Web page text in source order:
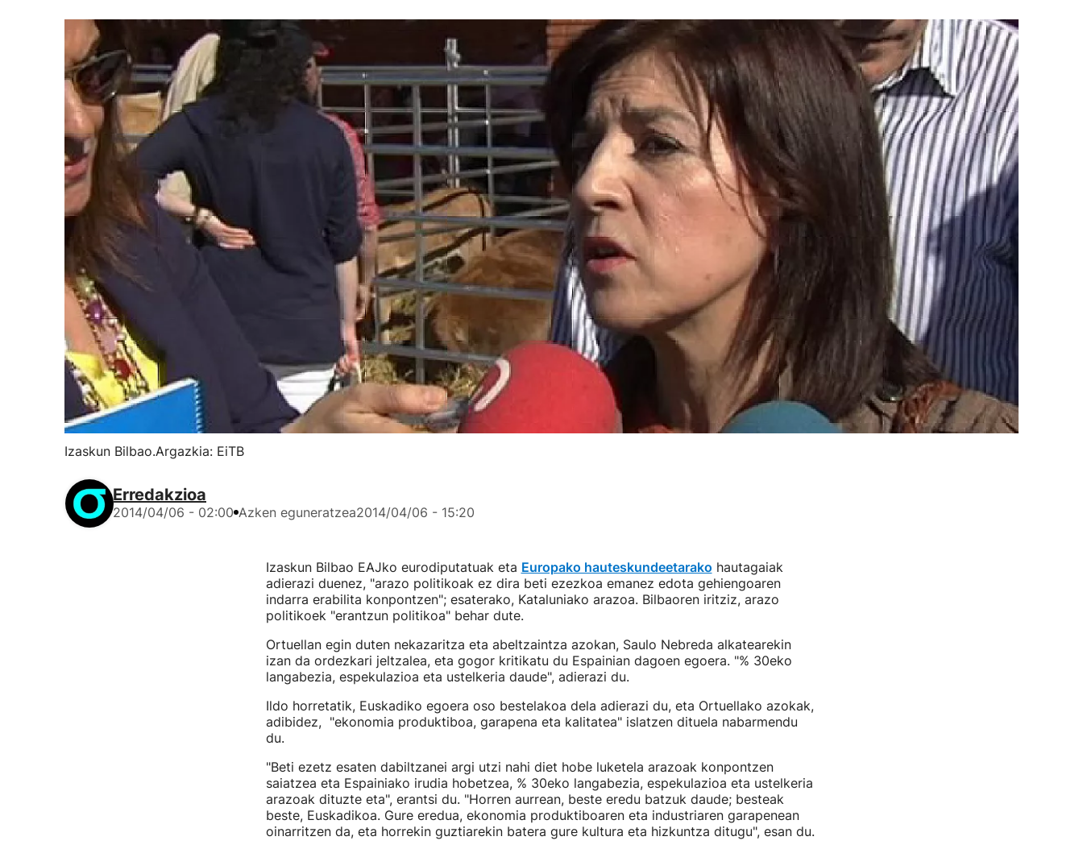
Izaskun Bilbao.Argazkia: EiTB
Erredakzioa
2014/04/06 - 02:00 Azken eguneratzea2014/04/06 - 15:20
Izaskun Bilbao EAJko eurodiputatuak eta Europako hauteskundeetarako hautagaiak
adierazi duenez, "arazo politikoak ez dira beti ezezkoa emanez edota gehiengoaren
indarra erabilita konpontzen"; esaterako, Kataluniako arazoa. Bilbaoren iritziz, arazo
politikoek "erantzun politikoa" behar dute.
Ortuellan egin duten nekazaritza eta abeltzaintza azokan, Saulo Nebreda alkatearekin
izan da ordezkari jeltzalea, eta gogor kritikatu du Espainian dagoen egoera. "% 30eko
langabezia, espekulazioa eta ustelkeria daude", adierazi du.
Ildo horretatik, Euskadiko egoera oso bestelakoa dela adierazi du, eta Ortuellako azokak,
adibidez, "ekonomia produktiboa, garapena eta kalitatea" islatzen dituela nabarmendu
du.
"Beti ezetz esaten dabiltzanei argi utzi nahi diet hobe luketela arazoak konpontzen
saiatzea eta Espainiako irudia hobetzea, % 30eko langabezia, espekulazioa eta ustelkeria
arazoak dituzte eta", erantsi du. "Horren aurrean, beste eredu batzuk daude; besteak
beste, Euskadikoa. Gure eredua, ekonomia produktiboaren eta industriaren garapenean
oinarritzen da, eta horrekin guztiarekin batera gure kultura eta hizkuntza ditugu", esan du.